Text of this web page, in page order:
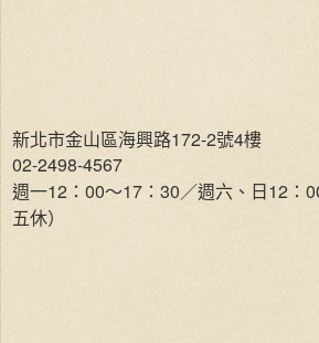
新北市金山區海興路172-2號4樓
02-2498-4567
週一12：00～17：30／週六、日12：
五休）